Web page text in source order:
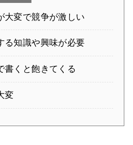
大変で競争が激しい
る知識や興味が必要
書くと飽きてくる
変